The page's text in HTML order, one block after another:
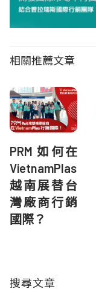
相關推薦文章
PRM 如何在
VietnamPlas
越南展替台
灣廠商行銷
國際？
搜尋文章